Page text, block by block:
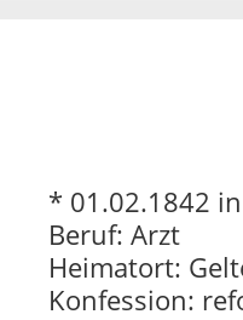
* 01.02.1842
Beruf: Arzt
Heimatort:
Konfession: